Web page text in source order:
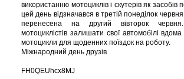
використанню мотоциклів і скутерів як
цей день відзначався в третій понеділок
перенесена на другий вівторок
мотоциклістів залишати свої автомобілі
мотоцикли для щоденних поїздок на роботу.
Міжнародний день друзів
FH0QEUhcx8MJ